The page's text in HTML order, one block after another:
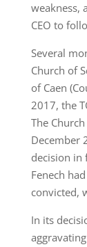
weakness,
CEO to
Several
Church of
of Caen
2017, the
The
December
decision in
Fenech
convicted,
In its